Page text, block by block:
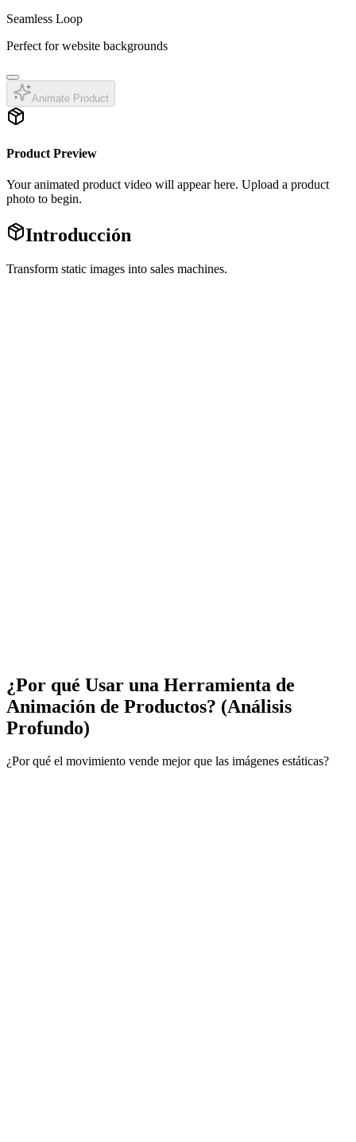
Seamless Loop
Perfect for website backgrounds
Animate Product
Product Preview
Your animated product video will appear here. Upload a product
photo to begin.
Introducción
Transform static images into sales machines.
¿Por qué Usar una Herramienta de
Animación de Productos? (Análisis
Profundo)
¿Por qué el movimiento vende mejor que las imágenes estáticas?